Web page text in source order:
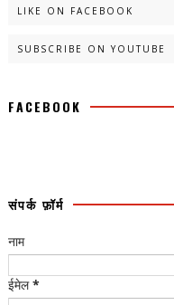
LIKE ON FACEBOOK
SUBSCRIBE ON YOUTUBE
FACEBOOK
संपर्क फ़ॉर्म
नाम
ईमेल*